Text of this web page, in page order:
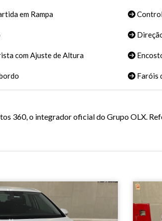
em Rampa
com Ajuste de Altura
Faróis
360, o integrador oficial do Grupo OLX.